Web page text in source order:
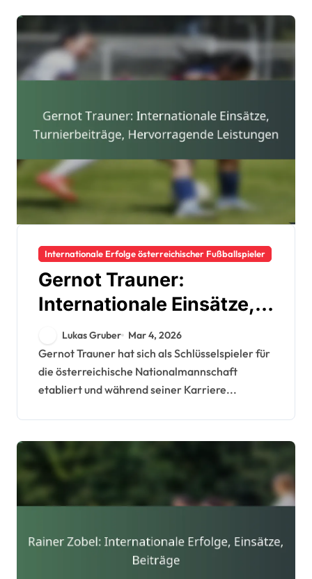
Internationale Erfolge österreichischer Fußballspieler
Gernot Trauner:
Internationale Einsätze,
Turnierbeiträge,
Hervorragende
Leistungen
Lukas Gruber Mar 4, 2026
Gernot Trauner hat sich als Schlüsselspieler für
die österreichische Nationalmannschaft
etabliert und während seiner Karriere...